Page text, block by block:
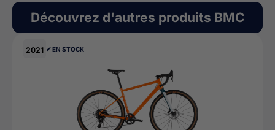
Découvrez d'autres produits BMC
2021 ✔︎ EN STOCK